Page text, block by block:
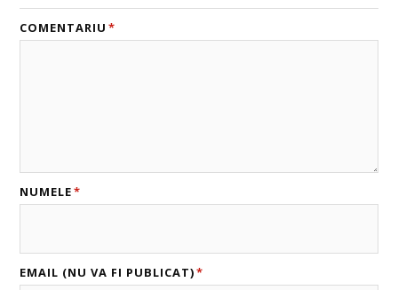
COMENTARIU *
NUMELE*
EMAIL (NU VA FI PUBLICAT)*